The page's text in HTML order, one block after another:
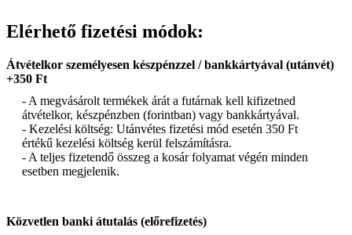
Elérhető fizetési módok:
Átvételkor személyesen készpénzzel / bankkártyával (utánvét)
+350 Ft
- A megvásárolt termékek árát a futárnak kell kifizetned
átvételkor, készpénzben (forintban) vagy bankkártyával.
- Kezelési költség: Utánvétes fizetési mód esetén 350 Ft
értékű kezelési költség kerül felszámításra.
- A teljes fizetendő összeg a kosár folyamat végén minden
esetben megjelenik.
Közvetlen banki átutalás (előrefizetés)